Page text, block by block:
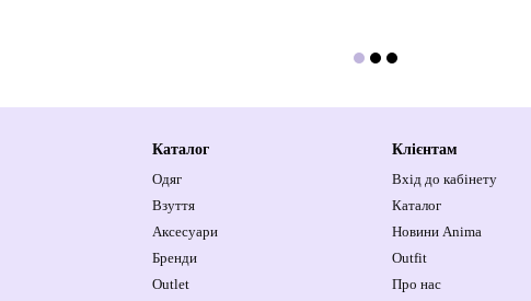
Каталог
Одяг
Взуття
Аксесуари
Бренди
Outlet
Клієнтам
Вхід до кабінету
Каталог
Новини Anima
Outfit
Про нас